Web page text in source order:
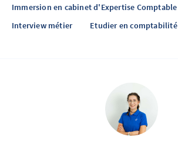
Immersion en cabinet d'Expertise Comptable
Interview métier
Etudier en comptabilité